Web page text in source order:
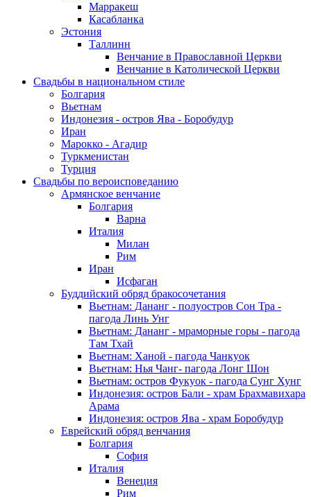
Марракеш
Касабланка
Эстония
Таллинн
Венчание в Православной Церкви
Венчание в Католической Церкви
Свадьбы в национальном стиле
Болгария
Вьетнам
Индонезия - остров Ява - Боробудур
Иран
Марокко - Агадир
Туркменистан
Турция
Свадьбы по вероисповеданию
Армянское венчание
Болгария
Варна
Италия
Милан
Рим
Иран
Исфаган
Буддийский обряд бракосочетания
Вьетнам: Дананг - полуостров Сон Тра -
пагода Линь Унг
Вьетнам: Дананг - мраморные горы - пагода
Там Тхай
Вьетнам: Ханой - пагода Чанкуок
Вьетнам: Нья Чанг- пагода Лонг Шон
Вьетнам: остров Фукуок - пагода Сунг Хунг
Индонезия: остров Бали - храм Брахмавихара
Арама
Индонезия: остров Ява - храм Боробудур
Еврейский обряд венчания
Болгария
София
Италия
Венеция
Рим